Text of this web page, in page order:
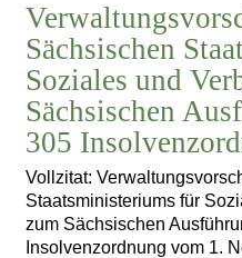
Sächsischen
Soziales und
Sächsischen
305
Vollzitat:
Staatsministeriums für
zum Sächsischen
Insolvenzordnung vom 1.